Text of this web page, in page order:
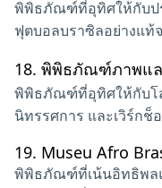
พิพิธภัณฑ์ที่อุทิศให้กับป
ฟุตบอลบราซิลอย่างแท้
18. พิพิธภัณฑ์ภาพและ
พิพิธภัณฑ์ที่อุทิศให้กับโ
นิทรรศการ และเวิร์กช็
19. Museu Afro
พิพิธภัณฑ์ที่เน้นอิทธิพล